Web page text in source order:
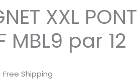
XXL PONT
MBL9 par 12
Free Shipping